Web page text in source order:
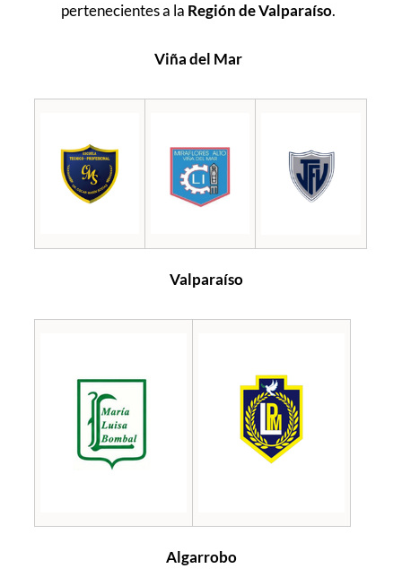
pertenecientes a la Región de Valparaíso.
Viña del Mar
Valparaíso
Algarrobo